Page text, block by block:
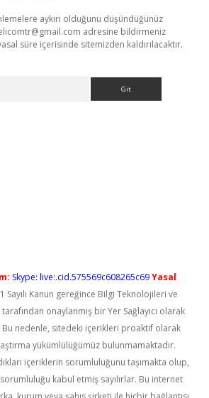
aykırı olduğunu düşündüğünüz
adresine bildirmeniz
süre içerisinde sitemizden kaldırılacaktır.
Skype: live:.cid.575569c608265c69Yasal
Sayılı Kanun gereğince Bilgi Teknolojileri ve
onaylanmış bir Yer Sağlayıcı olarak
nedenle, sitedeki içerikleri proaktif olarak
yükümlülüğümüz bulunmamaktadır.
içeriklerin sorumluluğunu taşımakta olup,
kabul etmiş sayılırlar. Bu internet